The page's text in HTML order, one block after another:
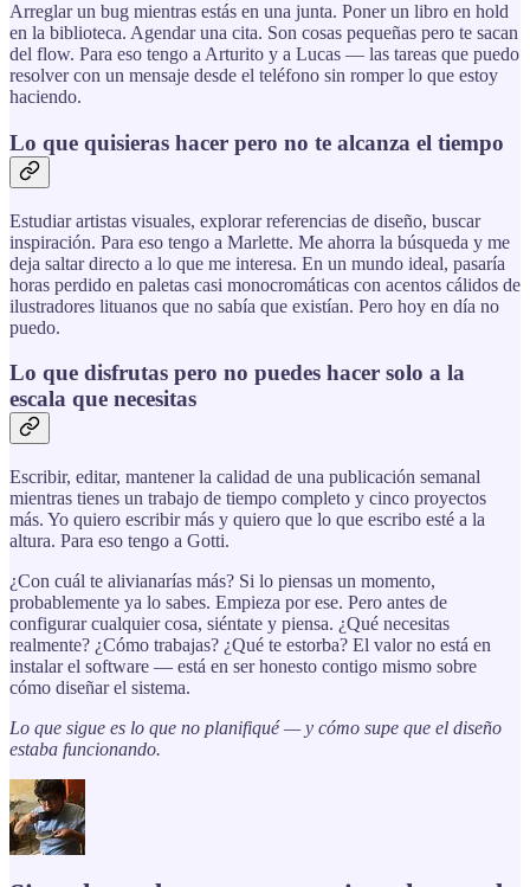
Arreglar un bug mientras estás en una junta. Poner un libro en hold
en la biblioteca. Agendar una cita. Son cosas pequeñas pero te sacan
del flow. Para eso tengo a Arturito y a Lucas — las tareas que puedo
resolver con un mensaje desde el teléfono sin romper lo que estoy
haciendo.
Lo que quisieras hacer pero no te alcanza el tiempo
Estudiar artistas visuales, explorar referencias de diseño, buscar
inspiración. Para eso tengo a Marlette. Me ahorra la búsqueda y me
deja saltar directo a lo que me interesa. En un mundo ideal, pasaría
horas perdido en paletas casi monocromáticas con acentos cálidos de
ilustradores lituanos que no sabía que existían. Pero hoy en día no
puedo.
Lo que disfrutas pero no puedes hacer solo a la
escala que necesitas
Escribir, editar, mantener la calidad de una publicación semanal
mientras tienes un trabajo de tiempo completo y cinco proyectos
más. Yo quiero escribir más y quiero que lo que escribo esté a la
altura. Para eso tengo a Gotti.
¿Con cuál te alivianarías más? Si lo piensas un momento,
probablemente ya lo sabes. Empieza por ese. Pero antes de
configurar cualquier cosa, siéntate y piensa. ¿Qué necesitas
realmente? ¿Cómo trabajas? ¿Qué te estorba? El valor no está en
instalar el software — está en ser honesto contigo mismo sobre
cómo diseñar el sistema.
Lo que sigue es lo que no planifiqué — y cómo supe que el diseño
estaba funcionando.